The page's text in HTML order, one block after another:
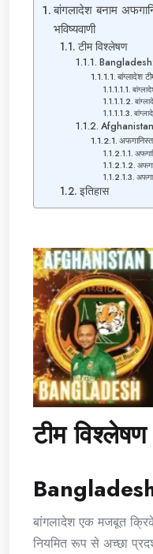
बांगलादेश बनाम
भविष्यवाणी
टीम विश्लेषण
Bangladesh:
बांग्लादेश
इतिहास
टीम विश्लेषण
बांगलादेश एक मजबूत
नियमित रूप से अच्छा